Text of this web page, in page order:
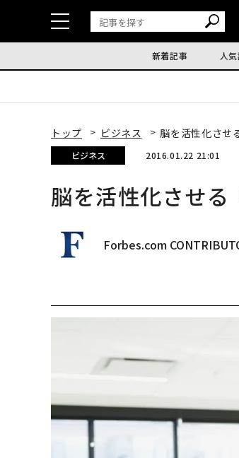
新着記事 人
トップ ビジネス 脳を活性化させ
ビジネス 2016.01.22 21:01
脳を活性化させる
Forbes.com